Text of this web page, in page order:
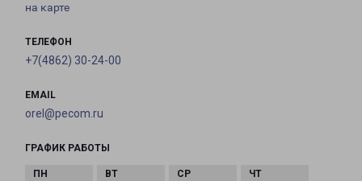
на карте
ТЕЛЕФОН
+7(4862) 30-24-00
EMAIL
orel@pecom.ru
ГРАФИК РАБОТЫ